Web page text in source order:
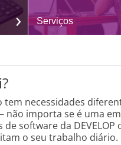
Serviços
necessidades
importa se é uma
software da
o seu trabalho diário.